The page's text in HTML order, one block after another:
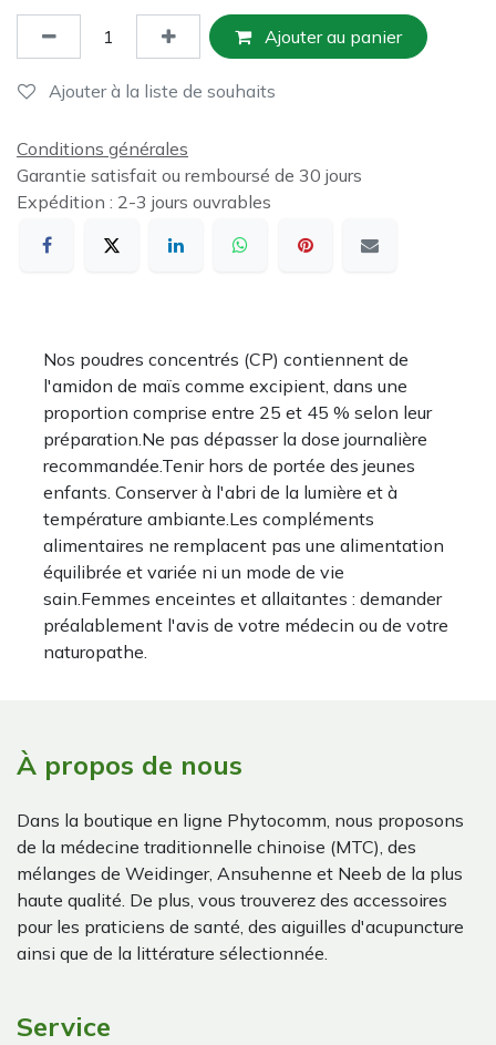
Ajouter au panier
Ajouter à la liste de souhaits
Conditions générales
Garantie satisfait ou remboursé de 30 jours
Expédition : 2-3 jours ouvrables
Nos poudres concentrés (CP) contiennent de
l'amidon de maïs comme excipient, dans une
proportion comprise entre 25 et 45 % selon leur
préparation.Ne pas dépasser la dose journalière
recommandée.Tenir hors de portée des jeunes
enfants. Conserver à l'abri de la lumière et à
température ambiante.Les compléments
alimentaires ne remplacent pas une alimentation
équilibrée et variée ni un mode de vie
sain.Femmes enceintes et allaitantes : demander
préalablement l'avis de votre médecin ou de votre
naturopathe.
À propos de nous
Dans la boutique en ligne Phytocomm, nous proposons
de la médecine traditionnelle chinoise (MTC), des
mélanges de Weidinger, Ansuhenne et Neeb de la plus
haute qualité. De plus, vous trouverez des accessoires
pour les praticiens de santé, des aiguilles d'acupuncture
ainsi que de la littérature sélectionnée.
Service